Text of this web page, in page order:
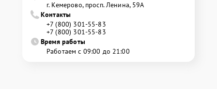
г. Кемерово, просп. Ленина, 59А
Контакты
+7 (800) 301-55-83
+7 (800) 301-55-83
Время работы
Работаем с 09:00 до 21:00